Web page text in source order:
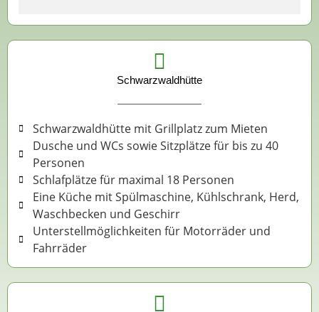
Schwarzwaldhütte
Schwarzwaldhütte mit Grillplatz zum Mieten
Dusche und WCs sowie Sitzplätze für bis zu 40
Personen
Schlafplätze für maximal 18 Personen
Eine Küche mit Spülmaschine, Kühlschrank, Herd,
Waschbecken und Geschirr
Unterstellmöglichkeiten für Motorräder und
Fahrräder